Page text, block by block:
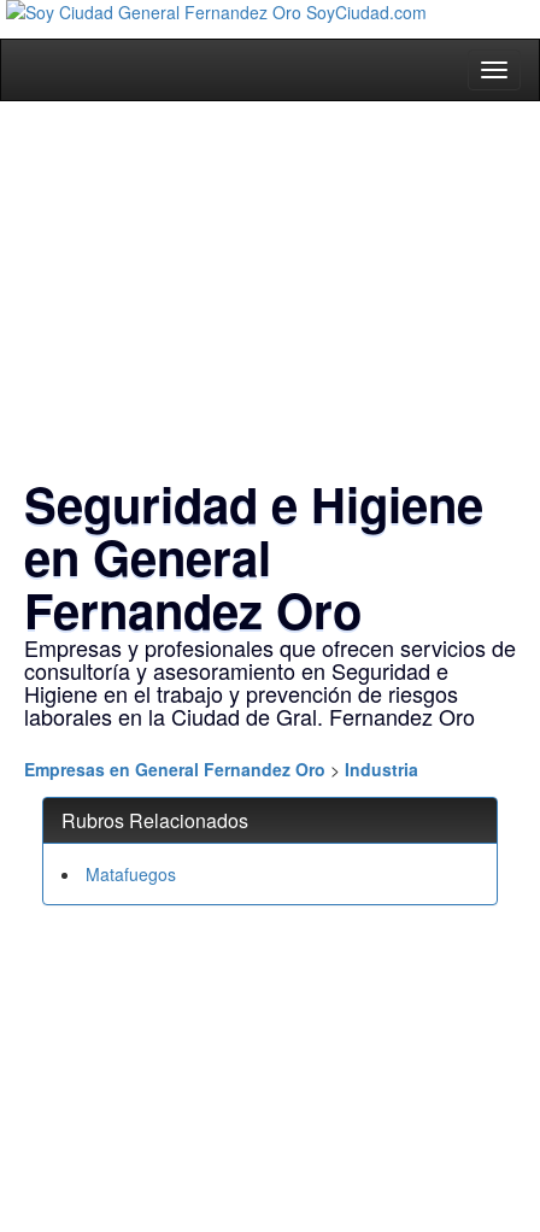
Seguridad e Higiene
en General
Fernandez Oro
Empresas y profesionales que ofrecen servicios de
consultoría y asesoramiento en Seguridad e
Higiene en el trabajo y prevención de riesgos
laborales en la Ciudad de Gral. Fernandez Oro
Empresas en General Fernandez Oro > Industria
Rubros Relacionados
Matafuegos